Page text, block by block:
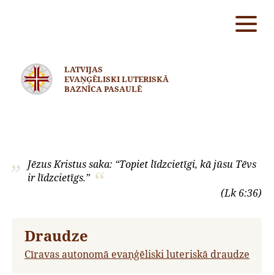
LATVIJAS
EVAŅĢĒLISKI LUTERISKĀ
BAZNĪCA PASAULĒ
Jēzus Kristus saka: “Topiet līdzcietīgi, kā jūsu Tēvs
ir līdzcietīgs.”
(Lk 6:36)
Draudze
Cīravas autonomā evaņģēliski luteriskā draudze